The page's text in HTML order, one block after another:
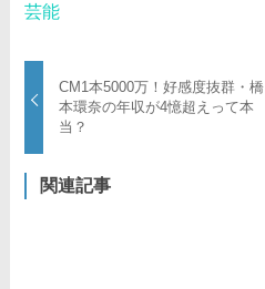
芸能
CM1本5000万！好感度抜群・橋
本環奈の年収が4憶超えって本
当？
関連記事